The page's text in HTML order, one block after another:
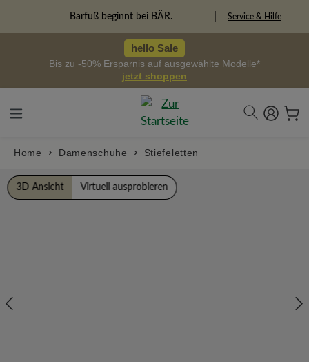
Barfuß beginnt bei BÄR. Service & Hilfe
hello Sale
Bis zu -50% Ersparnis auf ausgewählte Modelle*
jetzt shoppen
Home Damenschuhe Stiefeletten
Bildergalerie überspringen
3D Ansicht Virtuell ausprobieren